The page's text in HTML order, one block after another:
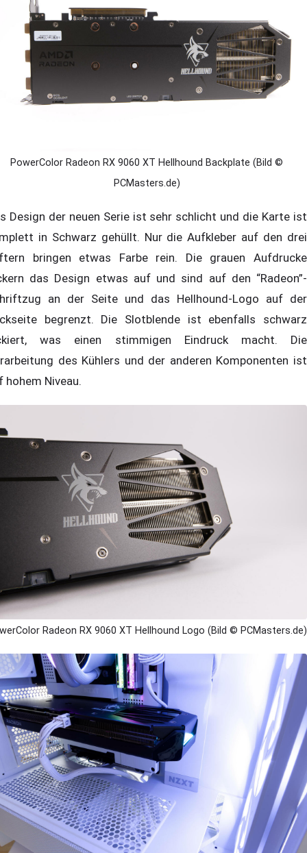
PowerColor Radeon RX 9060 XT Hellhound Backplate (Bild ©
PCMasters.de)
Design der neuen Serie ist sehr schlicht und die Karte ist
in Schwarz gehüllt. Nur die Aufkleber auf den drei
bringen etwas Farbe rein. Die grauen Aufdrucke
das Design etwas auf und sind auf den “Radeon”-
an der Seite und das Hellhound-Logo auf der
begrenzt. Die Slotblende ist ebenfalls schwarz
was einen stimmigen Eindruck macht. Die
des Kühlers und der anderen Komponenten ist
hohem Niveau.
Radeon RX 9060 XT Hellhound Logo (Bild © PCMasters.de)